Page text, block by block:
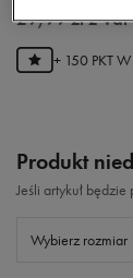
29,99złz Vat
+ 150 PKT W
Produkt
Jeśli artykuł
Wybierz rozmiar